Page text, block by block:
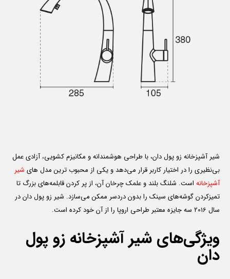
شیر آشپزخانه زو پول دان، با طراحی هوشمندانه و مکانیزم کشویی، آزادی عمل
بی‌نظیری را در اختیار کاربر قرار می‌دهد و یکی از محبوب ترین مدل های شیر
آشپزخانه است. شلنگ بلند و علمک چرخان آن، از پر کردن قابلمه‌های بزرگ تا
تمیزکردن گوشه‌های سینک را بدون دردسر ممکن می‌سازد. شیر زو پول دان در
سال 2016 سه جایزه معتبر طراحی اروپا را از آن خود کرده است.
ویژگی‌های شیر آشپزخانه زو پول
دان